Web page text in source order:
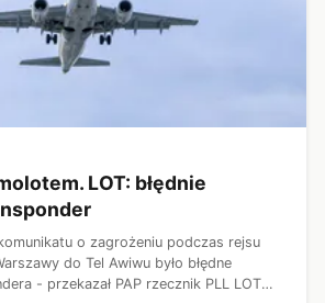
LOT: błędnie
o zagrożeniu podczas rejsu
do Tel Awiwu było błędne
- przekazał PAP rzecznik PLL LOT